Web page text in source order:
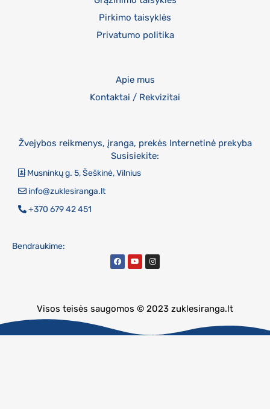
Pirkimo taisyklės
Privatumo politika
Apie mus
Kontaktai / Rekvizitai
Žvejybos reikmenys, įranga, prekės Internetinė prekyba
Susisiekite:
Musninkų g. 5, Šeškinė, Vilnius
info@zuklesiranga.lt
+370 679 42 451
Bendraukime:
Visos teisės saugomos © 2023 zuklesiranga.lt